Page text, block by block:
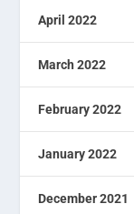
April 2022
March 2022
February 2022
January 2022
December 2021